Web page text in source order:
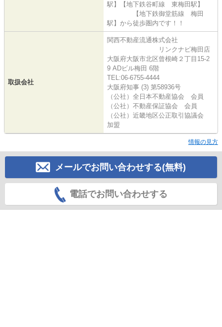
駅】【地下鉄谷町線 東梅田駅】
【地下鉄御堂筋線 梅田
駅】から徒歩圏内です！！
取扱会社
関西不動産流通株式会社
リンクナビ梅田店
大阪府大阪市北区曾根崎２丁目15-2
9 ADビル梅田 6階
TEL:06-6755-4444
大阪府知事 (3) 第58936号
（公社）全日本不動産協会 会員
（公社）不動産保証協会 会員
（公社）近畿地区公正取引協議会
加盟
情報の見方
メールでお問い合わせする(無料)
電話でお問い合わせする